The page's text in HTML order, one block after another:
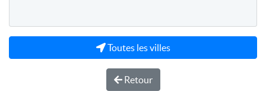
Toutes les villes
Retour